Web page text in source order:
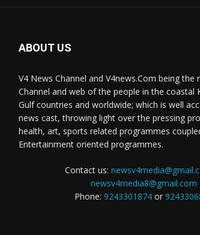
ABOUT US
V4 News Channel and V4news.Com being the
Channel and web of the people in the coastal
Gulf countries and worldwide; which is well
news cast, throwing light over the pressing
health, art, sports related programmes
Entertainment oriented programmes.
Contact us:
newsv4media8@gmail.com
Phone: 9243301874 or